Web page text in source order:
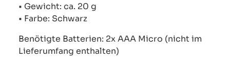
• Gewicht: ca. 20 g
• Farbe: Schwarz
Benötigte Batterien: 2x AAA Micro (nicht im
Lieferumfang enthalten)